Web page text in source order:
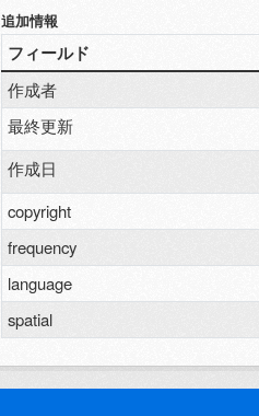
追加情報
フィールド
作成者
最終更新
作成日
copyright
frequency
language
spatial